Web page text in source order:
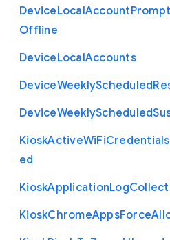
DeviceLocalAccountPrompt
Offline
DeviceLocalAccounts
DeviceWeeklyScheduled
DeviceWeeklyScheduled
KioskActiveWiFiCredentials
ed
KioskApplicationLog
KioskChromeAppsForce